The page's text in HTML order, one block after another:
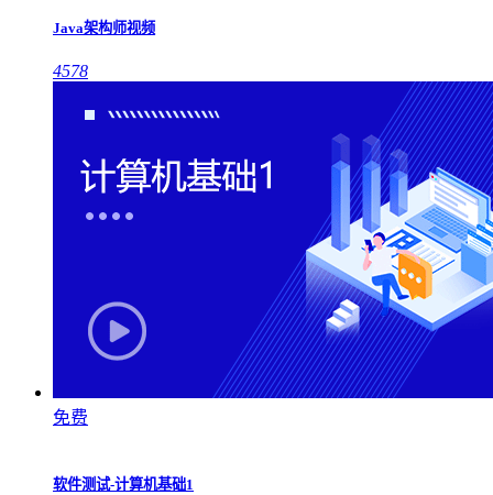
Java架构师视频
4578
免费
软件测试-计算机基础1